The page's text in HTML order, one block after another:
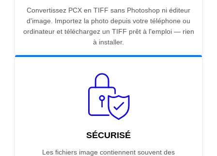
Convertissez PCX en TIFF sans Photoshop ni éditeur
d'image. Importez la photo depuis votre téléphone ou
ordinateur et téléchargez un TIFF prêt à l'emploi — rien
à installer.
SÉCURISÉ
Les fichiers image contiennent souvent des